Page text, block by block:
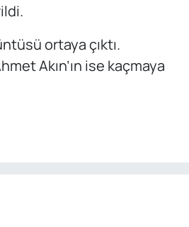
ortaya çıktı.
Akın’ın ise kaçmaya